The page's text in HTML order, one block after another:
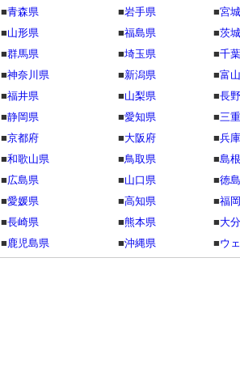
■青森県 ■岩手県 ■宮
■山形県 ■福島県 ■茨
■群馬県 ■埼玉県 ■千
■神奈川県 ■新潟県 ■富
■福井県 ■山梨県 ■長
■静岡県 ■愛知県 ■三
■京都府 ■大阪府 ■兵
■和歌山県 ■鳥取県 ■島
■広島県 ■山口県 ■徳
■愛媛県 ■高知県 ■福
■長崎県 ■熊本県 ■大
■鹿児島県 ■沖縄県 ■ウ